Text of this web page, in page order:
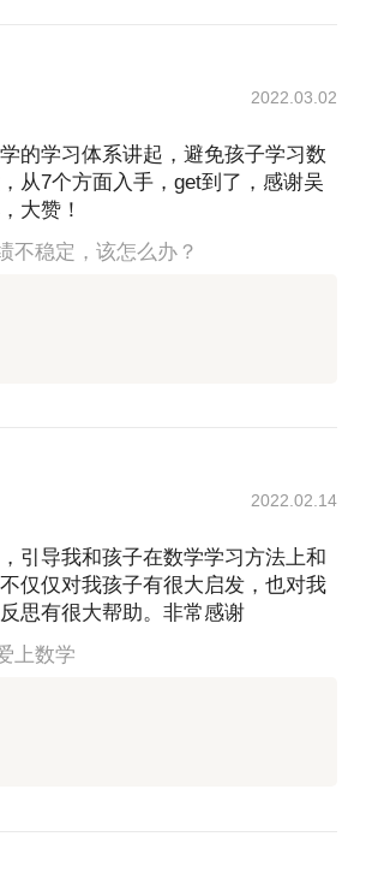
2022.03.02
的学习体系讲起，避免孩子学习数
从7个方面入手，get到了，感谢吴
大赞！
不稳定，该怎么办？
2022.02.14
引导我和孩子在数学学习方法上和
仅仅对我孩子有很大启发，也对我
思有很大帮助。非常感谢
上数学